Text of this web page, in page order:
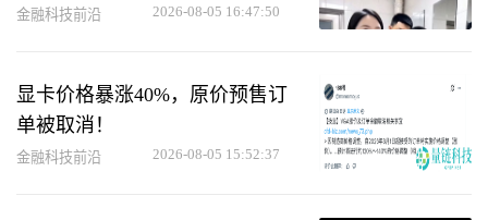
议
金融科技前沿 2026-08-05 16:47:50
显卡价格暴涨40%，原价预售订
单被取消！
金融科技前沿 2026-08-05 15:52:37